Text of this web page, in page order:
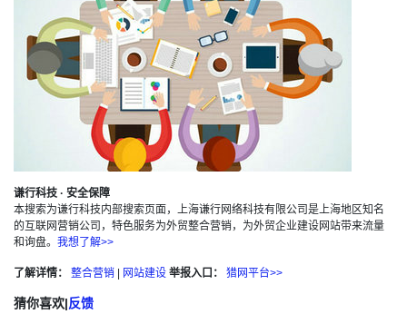
谦行科技 · 安全保障
本搜索为谦行科技内部搜索页面，上海谦行网络科技有限公司是上海地区知名
的互联网营销公司，特色服务为外贸整合营销，为外贸企业建设网站带来流量
和询盘。 我想了解>>
了解详情： 整合营销 网站建设 举报入口： 猎网平台>>
猜你喜欢|反馈